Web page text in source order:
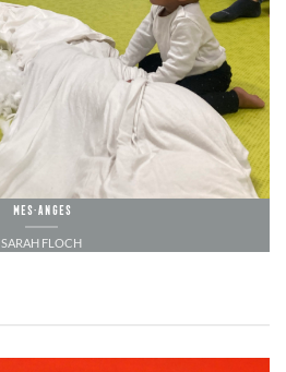
MES·ANGES
SARAH FLOCH